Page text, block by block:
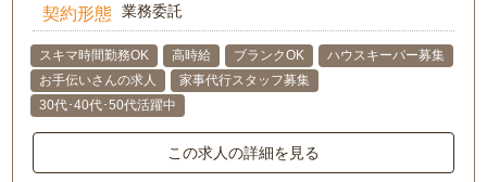
契約形態 業務委託
スキマ時間勤務OK 高時給 ブランクOK
ハウスキーパー募集
お手伝いさんの求人
家事代行スタッフ募集
30代･40代･50代活躍中
この求人の詳細を見る